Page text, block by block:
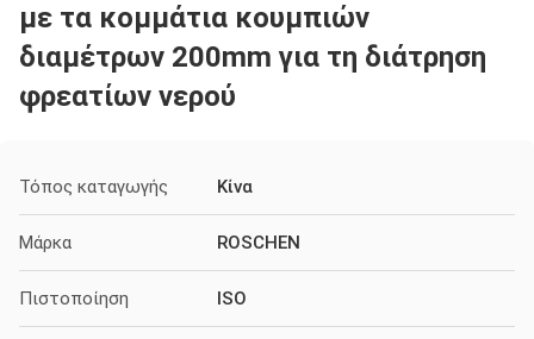
με τα κομμάτια κουμπιών
διαμέτρων 200mm για τη διάτρηση
φρεατίων νερού
Τόπος καταγωγής Κίνα
Μάρκα ROSCHEN
Πιστοποίηση ISO